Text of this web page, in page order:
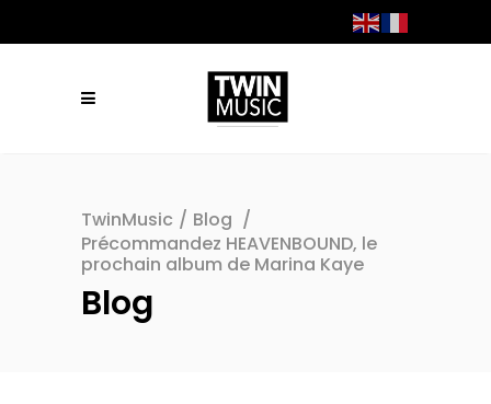
TwinMusic / Blog /
Précommandez HEAVENBOUND, le
prochain album de Marina Kaye
Blog